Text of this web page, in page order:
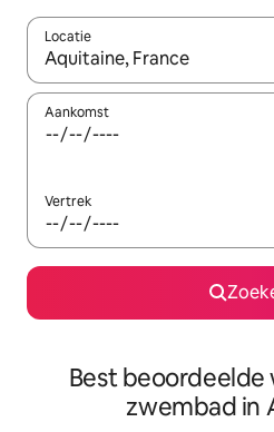
Locatie
Wanneer er suggesties
Aankomst
Vertrek
Best
zwembad in